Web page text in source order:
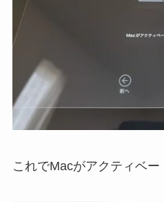
これでMacがアクティベー